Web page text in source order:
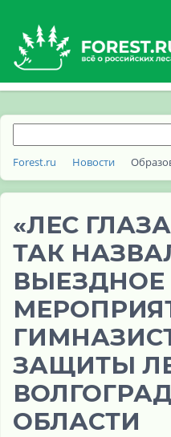
Forest.ru Новости
«ЛЕС
ТАК
ВЫЕЗДНОЕ
ЗАЩИТЫ
ОБЛАСТИ